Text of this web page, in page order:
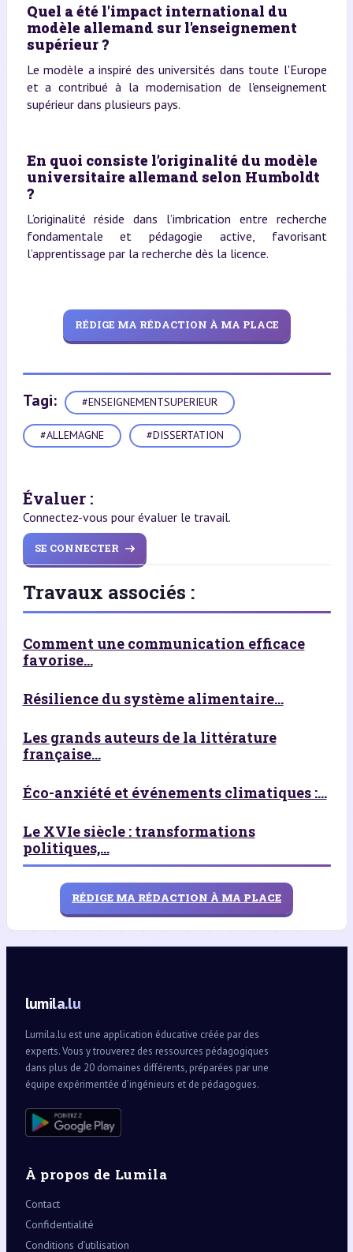
Quel a été l'impact international du
modèle allemand sur l'enseignement
supérieur ?
Le modèle a inspiré des universités dans toute l'Europe
et a contribué à la modernisation de l'enseignement
supérieur dans plusieurs pays.
En quoi consiste l’originalité du modèle
universitaire allemand selon Humboldt
?
L’originalité réside dans l’imbrication entre recherche
fondamentale et pédagogie active, favorisant
l’apprentissage par la recherche dès la licence.
RÉDIGE MA RÉDACTION À MA PLACE
Tagi: #ENSEIGNEMENTSUPERIEUR
#ALLEMAGNE #DISSERTATION
Évaluer :
Connectez-vous pour évaluer le travail.
SE CONNECTER
Travaux associés :
Comment une communication efficace
favorise...
Résilience du système alimentaire...
Les grands auteurs de la littérature
française...
Éco-anxiété et événements climatiques :...
Le XVIe siècle : transformations
politiques,...
RÉDIGE MA RÉDACTION À MA PLACE
lumila.lu
Lumila.lu est une application éducative créée par des
experts. Vous y trouverez des ressources pédagogiques
dans plus de 20 domaines différents, préparées par une
équipe expérimentée d’ingénieurs et de pédagogues.
À propos de Lumila
Contact
Confidentialité
Conditions d’utilisation